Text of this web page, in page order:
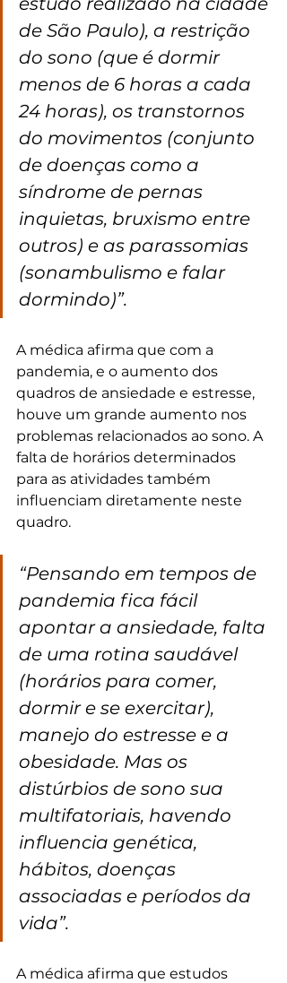
de São Paulo), a restrição
do sono (que é dormir
menos de 6 horas a cada
24 horas), os transtornos
do movimentos (conjunto
de doenças como a
síndrome de pernas
inquietas, bruxismo entre
outros) e as parassomias
(sonambulismo e falar
dormindo)”.
A médica afirma que com a
pandemia, e o aumento dos
quadros de ansiedade e estresse,
houve um grande aumento nos
problemas relacionados ao sono. A
falta de horários determinados
para as atividades também
influenciam diretamente neste
quadro.
“Pensando em tempos de
pandemia fica fácil
apontar a ansiedade, falta
de uma rotina saudável
(horários para comer,
dormir e se exercitar),
manejo do estresse e a
obesidade. Mas os
distúrbios de sono sua
multifatoriais, havendo
influencia genética,
hábitos, doenças
associadas e períodos da
vida”.
A médica afirma que estudos